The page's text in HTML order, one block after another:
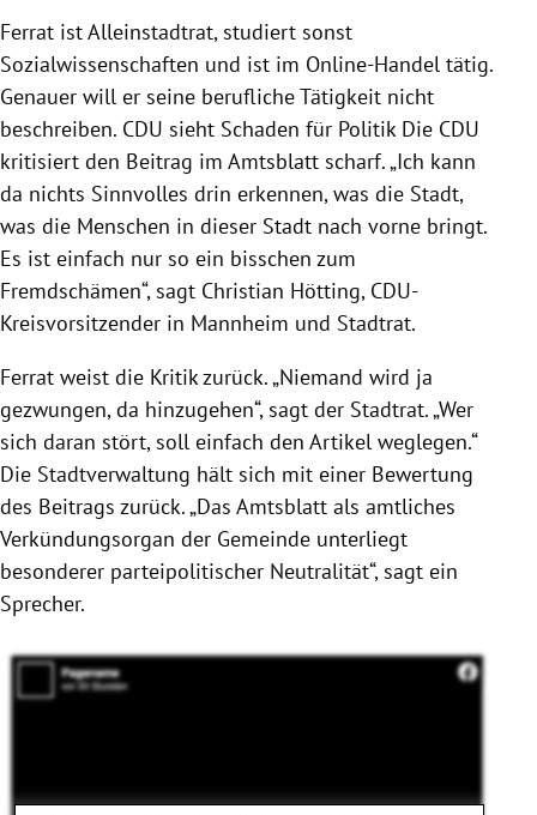
Ferrat ist Alleinstadtrat, studiert sonst
Sozialwissenschaften und ist im Online-Handel tätig.
Genauer will er seine berufliche Tätigkeit nicht
beschreiben. CDU sieht Schaden für Politik Die CDU
kritisiert den Beitrag im Amtsblatt scharf. „Ich kann
da nichts Sinnvolles drin erkennen, was die Stadt,
was die Menschen in dieser Stadt nach vorne bringt.
Es ist einfach nur so ein bisschen zum
Fremdschämen“, sagt Christian Hötting, CDU-
Kreisvorsitzender in Mannheim und Stadtrat.
Ferrat weist die Kritik zurück. „Niemand wird ja
gezwungen, da hinzugehen“, sagt der Stadtrat. „Wer
sich daran stört, soll einfach den Artikel weglegen.“
Die Stadtverwaltung hält sich mit einer Bewertung
des Beitrags zurück. „Das Amtsblatt als amtliches
Verkündungsorgan der Gemeinde unterliegt
besonderer parteipolitischer Neutralität“, sagt ein
Sprecher.